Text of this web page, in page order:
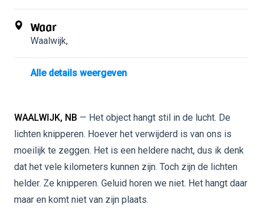
Waar
Waalwijk,
Alle details weergeven
WAALWIJK, NB — Het object hangt stil in de lucht. De
lichten knipperen. Hoever het verwijderd is van ons is
moeilijk te zeggen. Het is een heldere nacht, dus ik denk
dat het vele kilometers kunnen zijn. Toch zijn de lichten
helder. Ze knipperen. Geluid horen we niet. Het hangt daar
maar en komt niet van zijn plaats.